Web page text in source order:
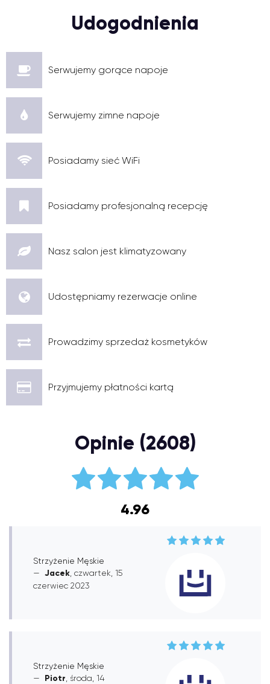
Udogodnienia
Serwujemy gorące napoje
Serwujemy zimne napoje
Posiadamy sieć WiFi
Posiadamy profesjonalną recepcję
Nasz salon jest klimatyzowany
Udostępniamy rezerwacje online
Prowadzimy sprzedaż kosmetyków
Przyjmujemy płatności kartą
Opinie (2608)
4.96
Strzyżenie Męskie
Jacek , czwartek, 15
czerwiec 2023
Strzyżenie Męskie
Piotr , środa, 14